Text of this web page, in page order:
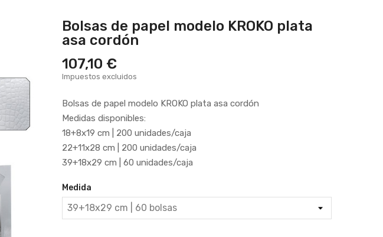
Bolsas de papel modelo KROKO plata
asa cordón
107,10 €
Impuestos excluidos
Bolsas de papel modelo KROKO plata asa cordón
Medidas disponibles:
18+8x19 cm | 200 unidades/caja
22+11x28 cm | 200 unidades/caja
39+18x29 cm | 60 unidades/caja
Medida